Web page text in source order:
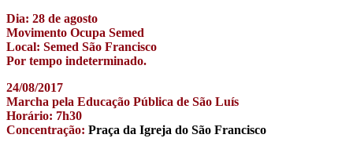
Dia: 28 de agosto
Movimento Ocupa Semed
Local: Semed São Francisco
Por tempo indeterminado.
24/08/2017
Marcha pela Educação Pública de São Luís
Horário: 7h30
Concentração: Praça da Igreja do São Francisco